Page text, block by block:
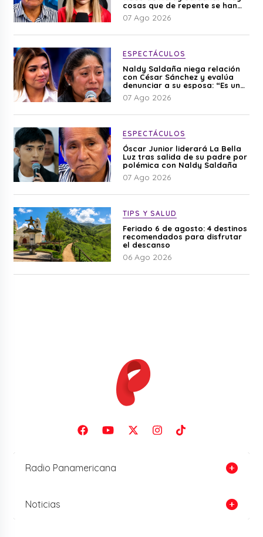
cosas que de repente se han
editado”
07 Ago 2026
ESPECTÁCULOS
Naldy Saldaña niega relación
con César Sánchez y evalúa
denunciar a su esposa: “Es una
difamación”
07 Ago 2026
ESPECTÁCULOS
Óscar Junior liderará La Bella
Luz tras salida de su padre por
polémica con Naldy Saldaña
07 Ago 2026
TIPS Y SALUD
Feriado 6 de agosto: 4 destinos
recomendados para disfrutar
el descanso
06 Ago 2026
Radio Panamericana
Noticias